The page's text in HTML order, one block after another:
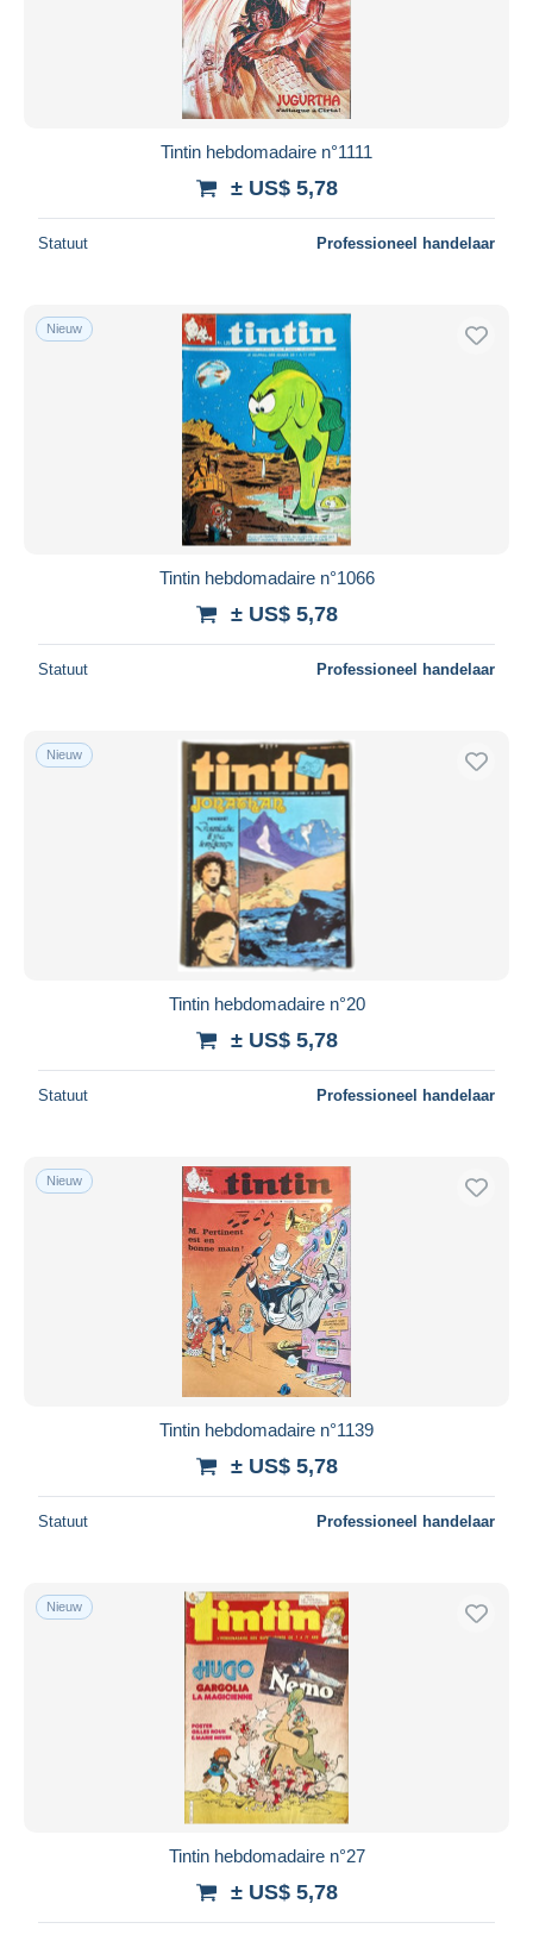
Tintin hebdomadaire n°1111
± US$ 5,78
Statuut Professioneel handelaar
Nieuw
Tintin hebdomadaire n°1066
± US$ 5,78
Statuut Professioneel handelaar
Nieuw
Tintin hebdomadaire n°20
± US$ 5,78
Statuut Professioneel handelaar
Nieuw
Tintin hebdomadaire n°1139
± US$ 5,78
Statuut Professioneel handelaar
Nieuw
Tintin hebdomadaire n°27
± US$ 5,78